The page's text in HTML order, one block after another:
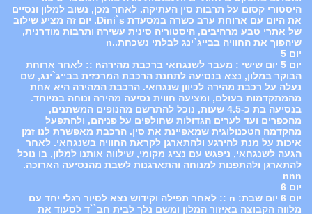
היסטורי קסום על תרבות סין העתיקה. לאחר מכן, נשוב למלון ונסיים
את היום עם ארוחת ערב כשרה במסעדת Dini`s. יום זה מציע שילוב
של אתרי טבע מרהיבים, היסטוריה סינית עשירה ותרבות מודרנית,
שיהפוך את החוויה בבייג`ינג לבלתי נשכחת..n
יום 5
יום 5 יום שישי : מעבר לשנגחאי ברכבת מהירהn :: לאחר ארוחת
הבוקר במלון, נצא בנסיעה לתחנת הרכבת המרכזית בבייג`ינג, שם
נעלה על רכבת מהירה לכיוון שנגחאי. הרכבת המהירה היא אחת
מהמתקדמות בעולם, ומציעה חווית נסיעה מהירה ונוחה במיוחד.
בנסיעה בת כ-4.5 שעות, נוכל להתרשם מהנופים המשתנים,
מהכפרים ועד לערים הגדולות שחולפים על פניהם, ולהתפעל
מהקדמה הטכנולוגית שמאפיינת את סין. הרכבת מאפשרת לנו זמן
איכות על מנת להירגע ולהתארגן לקראת החוויה בשנגחאי. לאחר
הגעה לשנגחאי, ניפגש עם נציג מקומי, שילווה אותנו למלון, בו נוכל
להתארגן ולהתפנות למנוחה והתארגנות לשבת מהנסיעה הארוכה.
nnn
יום 6
יום 6 יום שבת: n :: לאחר תפילה וקידוש נצא לסיור רגלי יחד עם
מלווה הקבוצה באיזור המלון ומשם נלך לבית חב``ד לסעוד את